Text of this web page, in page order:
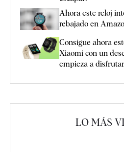
Ahora este reloj
rebajado en
Consigue ahora
Xiaomi con un
empieza a
LO MÁS